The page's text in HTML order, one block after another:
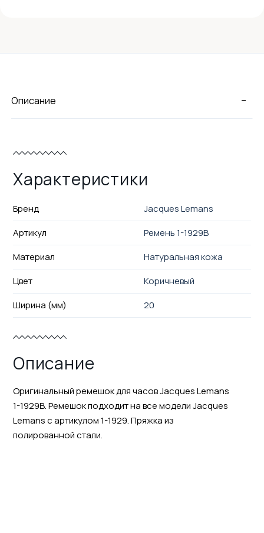
-
Описание
Характеристики
Бренд
Jacques Lemans
Артикул
Ремень 1-1929B
Материал
Натуральная кожа
Цвет
Коричневый
Ширина (мм)
20
Описание
Оригинальный ремешок для часов Jacques Lemans
1-1929B. Ремешок подходит на все модели Jacques
Lemans с артикулом 1-1929. Пряжка из
полированной стали.